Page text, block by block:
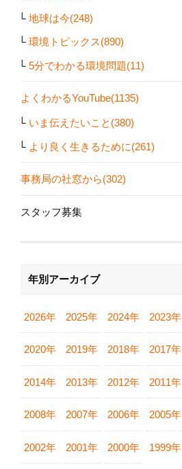
地球は今(248)
環境トピックス(890)
5分でわかる環境問題(11)
よくわかるYouTube(1135)
いま伝えたいこと(380)
より良く生きるために(261)
事務局の社窓から(302)
スタッフ募集
年別アーカイブ
2026年 2025年 2024年 2023年
2020年 2019年 2018年 2017年
2014年 2013年 2012年 2011年
2008年 2007年 2006年 2005年
2002年 2001年 2000年 1999年